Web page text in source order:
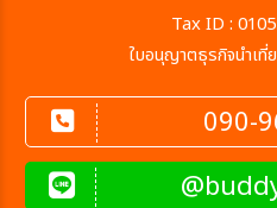
Tax ID :
ใบอนุญาตธุรกิจนำเที่
090-